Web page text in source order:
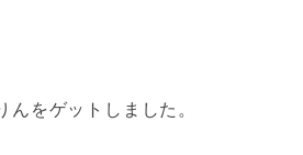
んをゲットしました。